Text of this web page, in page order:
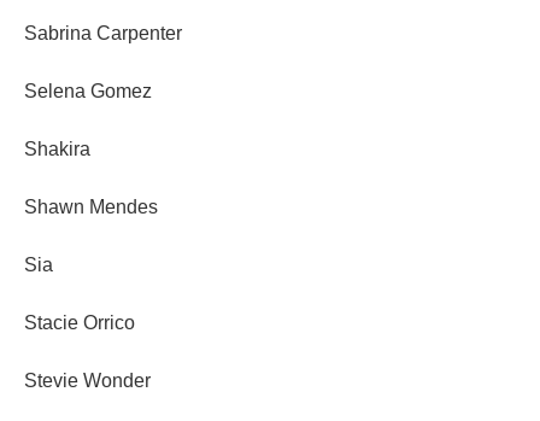
Sabrina Carpenter
Selena Gomez
Shakira
Shawn Mendes
Sia
Stacie Orrico
Stevie Wonder